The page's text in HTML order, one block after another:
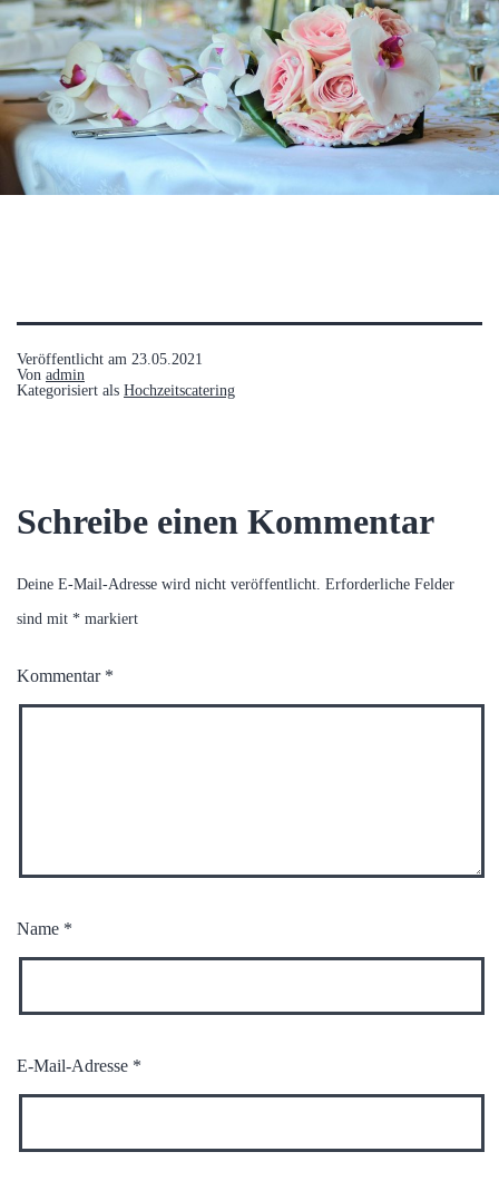
Veröffentlicht am 23.05.2021
Von admin
Kategorisiert als Hochzeitscatering
Schreibe einen Kommentar
Deine E-Mail-Adresse wird nicht veröffentlicht. Erforderliche Felder
sind mit * markiert
Kommentar *
Name *
E-Mail-Adresse *